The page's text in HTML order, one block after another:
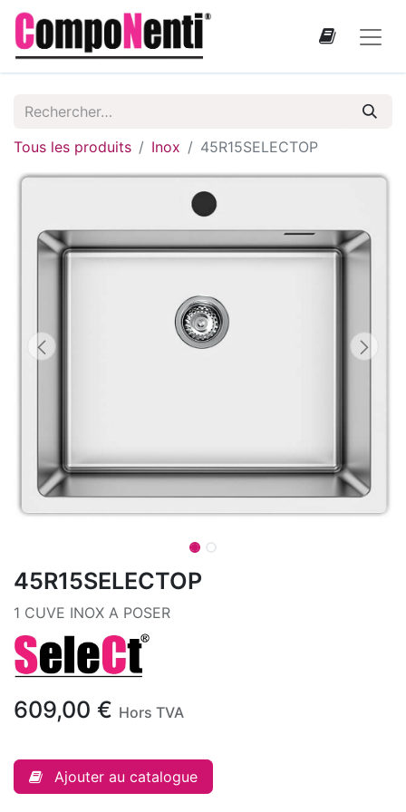
Tous les produits Inox 45R15SELECTOP
45R15SELECTOP
1 CUVE INOX A POSER
609,00 € Hors TVA
Ajouter au catalogue